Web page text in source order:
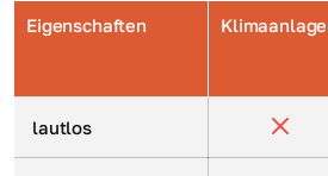
Eigenschaften
lautlos